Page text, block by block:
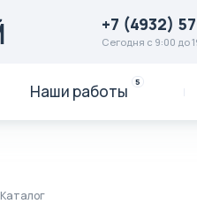
+7 (4932)
Сегодня с 9:00 до
Наши работы 5
Каталог